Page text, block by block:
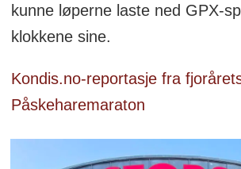
kunne løperne laste ned GPX-
klokkene sine.
Kondis.no-reportasje fra
Påskeharemaraton